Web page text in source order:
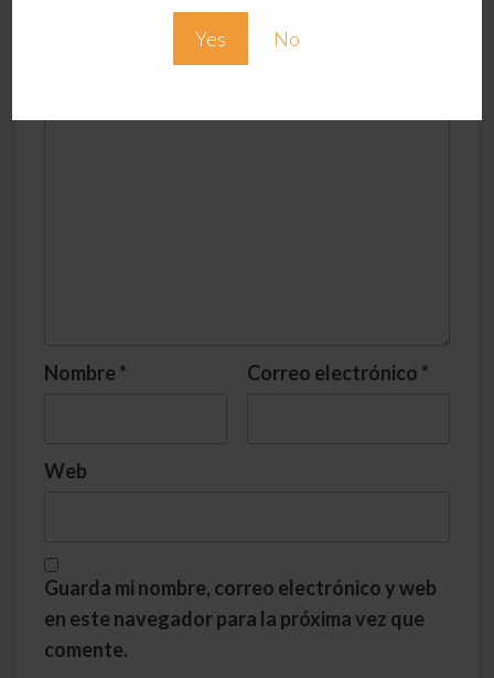
Yes No
Nombre * Correo electrónico *
Web
Guarda mi nombre, correo electrónico y web
en este navegador para la próxima vez que
comente.